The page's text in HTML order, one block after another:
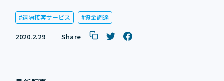
遠隔接客サービス 資金調達
2020.2.29 Share